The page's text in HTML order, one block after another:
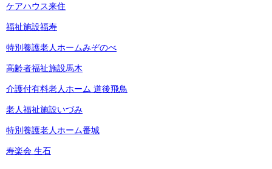
ケアハウス来住
福祉施設福寿
特別養護老人ホームみぞのべ
高齢者福祉施設馬木
介護付有料老人ホーム 道後飛鳥
老人福祉施設いづみ
特別養護老人ホーム番城
寿楽会 生石